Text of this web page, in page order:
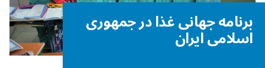
برنامه جهانی غذا در جمهوری
اسلامی ایران